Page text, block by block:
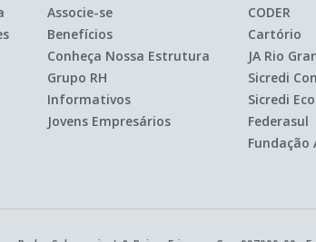
Associe-se
Benefícios
Conheça Nossa Estrutura
Grupo RH
Informativos
Jovens Empresários
CODER
Cartório
JA Rio
Sicredi
Sicredi
Federasul
Fundação